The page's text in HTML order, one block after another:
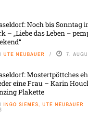
Noch bis Sonntag
– „Liebe das Leben –
UTE NEUBAUER 7.
Mostertpöttches
eine Frau – Karin
Plakette
INGO SIEMES, UTE NEUBAUER